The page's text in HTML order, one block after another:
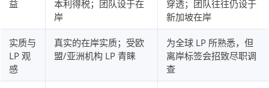
益
本利得税；团队设于在
岸
穿透；团队往往仍设于
新加坡在岸
实质与
LP 观
感
真实的在岸实质；受欧
盟/亚洲机构 LP 青睐
为全球 LP 所熟悉，但
离岸标签会招致尽职调
查